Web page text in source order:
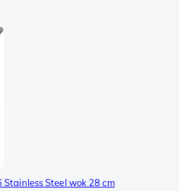
Steel wok 28 cm